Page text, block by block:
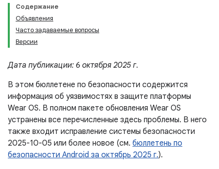
Содержание
Объявления
Часто задаваемые вопросы
Версии
Дата публикации: 6 октября 2025 г.
В этом бюллетене по безопасности содержится
информация об уязвимостях в защите платформы
Wear OS. В полном пакете обновления Wear OS
устранены все перечисленные здесь проблемы. В него
также входит исправление системы безопасности
2025-10-05 или более новое (см. бюллетень по
безопасности Android за октябрь 2025 г.).